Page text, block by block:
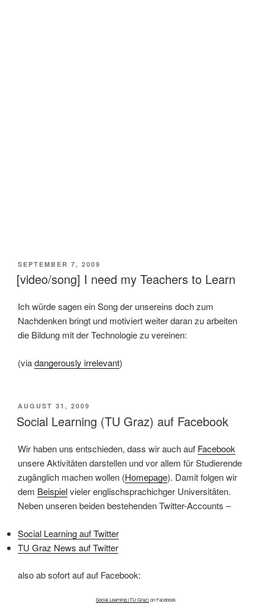
VERÖFFENTLICHT
AM
SEPTEMBER 7, 2009
[video/song] I need my Teachers to Learn
Ich würde sagen ein Song der unsereins doch zum
Nachdenken bringt und motiviert weiter daran zu arbeiten
die Bildung mit der Technologie zu vereinen:
(viadangerously irrelevant)
VERÖFFENTLICHT
AM
AUGUST 31, 2009
Social Learning (TU Graz) auf Facebook
Wir haben uns entschieden, dass wir auch auf Facebook
unsere Aktivitäten darstellen und vor allem für Studierende
zugänglich machen wollen (Homepage). Damit folgen wir
dem Beispielvieler englischsprachichger Universitäten.
Neben unseren beiden bestehenden Twitter-Accounts –
Social Learning auf Twitter
TU Graz News auf Twitter
also ab sofort auf auf Facebook:
Social Learning (TU Graz) on Facebook